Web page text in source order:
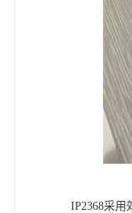
IP2368采用